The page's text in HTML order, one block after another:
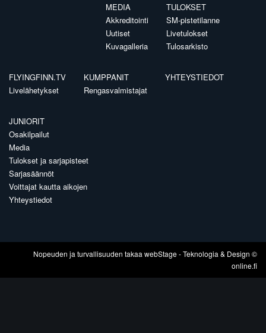
MEDIA
Akkreditointi
Uutiset
Kuvagalleria
TULOKSET
SM-pistetilanne
Livetulokset
Tulosarkisto
FLYINGFINN.TV
Livelähetykset
KUMPPANIT
Rengasvalmistajat
YHTEYSTIEDOT
JUNIORIT
Osakilpailut
Media
Tulokset ja sarjapisteet
Sarjasäännöt
Voittajat kautta aikojen
Yhteystiedot
Nopeuden ja turvallisuuden takaa webStage- Teknologia & Design ©
online.fi